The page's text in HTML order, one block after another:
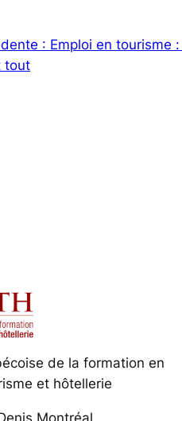
: Emploi en tourisme
tout
de la formation en
et hôtellerie
Montréal